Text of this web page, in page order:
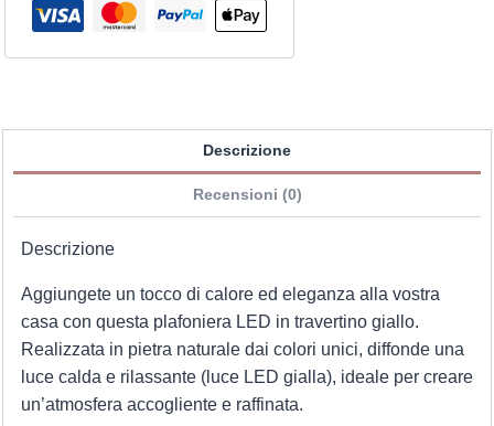
Descrizione
Recensioni (0)
Descrizione
Aggiungete un tocco di calore ed eleganza alla vostra
casa con questa plafoniera LED in travertino giallo.
Realizzata in pietra naturale dai colori unici, diffonde una
luce calda e rilassante (luce LED gialla), ideale per creare
un’atmosfera accogliente e raffinata.